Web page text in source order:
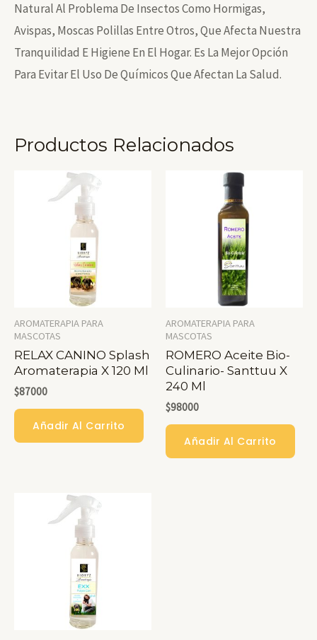
Natural Al Problema De Insectos Como Hormigas,
Avispas, Moscas Polillas Entre Otros, Que Afecta Nuestra
Tranquilidad E Higiene En El Hogar. Es La Mejor Opción
Para Evitar El Uso De Químicos Que Afectan La Salud.
Productos Relacionados
AROMATERAPIA PARA
MASCOTAS
RELAX CANINO Splash
Aromaterapia X 120 Ml
$87000
Añadir Al Carrito
AROMATERAPIA PARA
MASCOTAS
ROMERO Aceite Bio-
Culinario- Santtuu X
240 Ml
$98000
Añadir Al Carrito